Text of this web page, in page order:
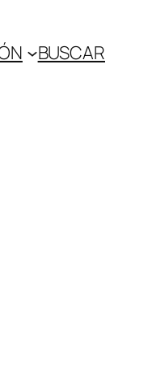
BUSCAR